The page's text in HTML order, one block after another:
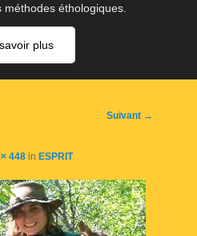
éthologiques.
plus
Navigation
Suivant →
448 in ESPRIT